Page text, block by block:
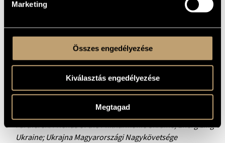
Marketing
Összes engedélyezése
Kiválasztás engedélyezése
Megtagad
is: annak ünnepe, hogy a zene képes hidakat építeni
koncert a „A Duna polifóniája” nemzetközi koncertturné
egyik állomása, amely Prágát, Bécset, Pozsonyt és
Budapestet köti össze. A turné célja, hogy a Duna menti
zene értékeit Európa meghatározó koncerthelyszínein
mutassa be.
Támogató: Ukrainian Institute
Partnerek: Friends of the Philharmonic Ukraine; Energizing
Ukraine; Ukrajna Magyarországi Nagykövetsége